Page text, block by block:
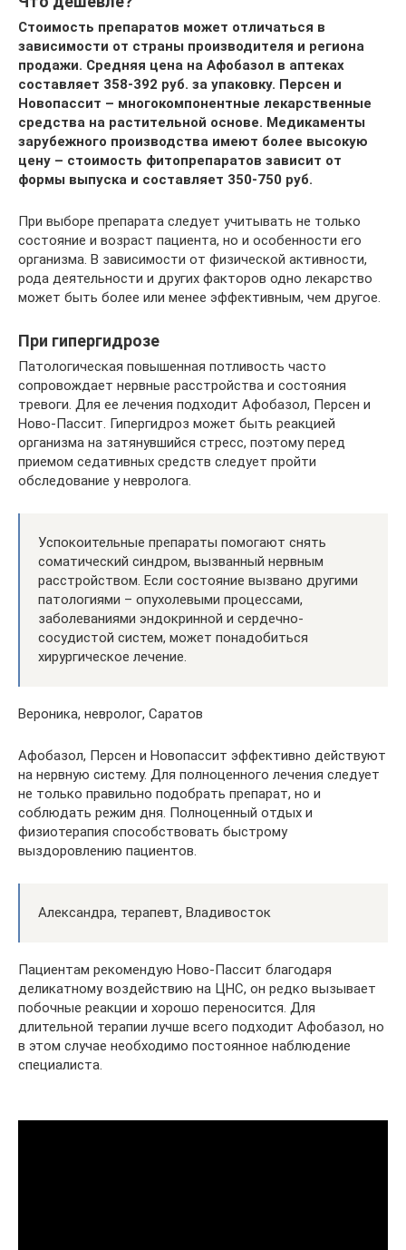
Стоимость препаратов может отличаться в
зависимости от страны производителя и региона
продажи. Средняя цена на Афобазол в аптеках
составляет 358-392 руб. за упаковку. Персен и
Новопассит – многокомпонентные лекарственные
средства на растительной основе. Медикаменты
зарубежного производства имеют более высокую
цену – стоимость фитопрепаратов зависит от
формы выпуска и составляет 350-750 руб.
При выборе препарата следует учитывать не только
состояние и возраст пациента, но и особенности его
организма. В зависимости от физической активности,
рода деятельности и других факторов одно лекарство
может быть более или менее эффективным, чем другое.
При гипергидрозе
Патологическая повышенная потливость часто
сопровождает нервные расстройства и состояния
тревоги. Для ее лечения подходит Афобазол, Персен и
Ново-Пассит. Гипергидроз может быть реакцией
организма на затянувшийся стресс, поэтому перед
приемом седативных средств следует пройти
обследование у невролога.
Успокоительные препараты помогают снять
соматический синдром, вызванный нервным
расстройством. Если состояние вызвано другими
патологиями – опухолевыми процессами,
заболеваниями эндокринной и сердечно-
сосудистой систем, может понадобиться
хирургическое лечение.
Вероника, невролог, Саратов
Афобазол, Персен и Новопассит эффективно действуют
на нервную систему. Для полноценного лечения следует
не только правильно подобрать препарат, но и
соблюдать режим дня. Полноценный отдых и
физиотерапия способствовать быстрому
выздоровлению пациентов.
Александра, терапевт, Владивосток
Пациентам рекомендую Ново-Пассит благодаря
деликатному воздействию на ЦНС, он редко вызывает
побочные реакции и хорошо переносится. Для
длительной терапии лучше всего подходит Афобазол, но
в этом случае необходимо постоянное наблюдение
специалиста.